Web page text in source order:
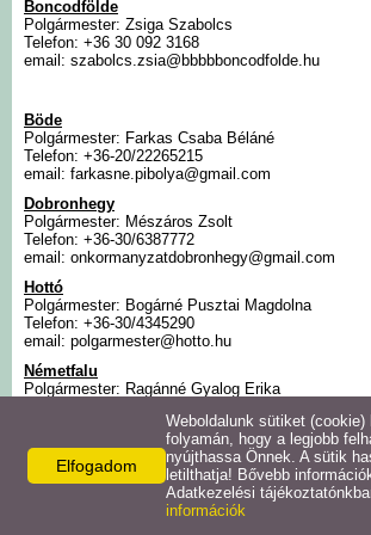
Intézmények
Galéria
Civil szervezetek
Szolgáltatások
Helyi vállalkozások
Helyi kiadványok
Boncodfölde
Polgármester: Zsiga Szabolcs
Telefon: +36 30 092 3168
email: szabolcs.zsia@bbbbboncodfolde.hu
Böde
Polgármester: Farkas Csaba Béláné
Telefon: +36-20/22265215
email: farkasne.pibolya@gmail.com
Dobronhegy
Polgármester: Mészáros Zsolt
Telefon: +36-30/6387772
email: onkormanyzatdobronhegy@gmail.com
Hottó
Polgármester: Bogárné Pusztai Magdolna
Telefon: +36-30/4345290
email: polgarmester@hotto.hu
Németfalu
Polgármester: Ragánné Gyalog Erika
email: onkormanyzatnemetfalu@gmail.com
Kustánszeg
Polgármester: Bécs Tiborné
Telefon: +36-92/563-010, +36-92/563-011, +36-
email: pm@kustanszeg.hu
Elfogadom
Weboldalunk sütiket
folyamán, hogy a legjobb
nyújthassa Önnek. A sütik
letilthatja! Bővebb
Adatkezelési
információk